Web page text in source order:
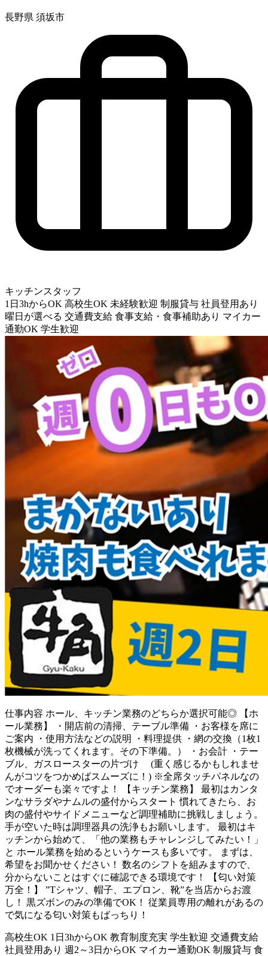
長野県 須坂市
キッチンスタッフ
1日3hからOK 高校生OK 未経験歓迎 制服貸与 社員登用あり
曜日が選べる 交通費支給 食事支給・食事補助あり マイカー
通勤OK 学生歓迎
仕事内容 ホール、キッチン業務のどちらか選択可能◎ 【ホ
ール業務】 ・開店前の清掃、テーブル準備 ・お客様を席に
ご案内 ・使用方法などの説明 ・料理提供 ・網の交換（1枚1
枚機械が洗ってくれます。その下準備。） ・お会計 ・テー
ブル、ガスロースターの片づけ (重く感じるかもしれませ
んがコツをつかめばスムーズに！) ※全席タッチパネルなの
でオーダーも楽々ですよ！ 【キッチン業務】 最初はカンタ
ンなサラダやナムルの盛付からスタート 慣れてきたら、お
肉の盛付やサイドメニューなど調理補助に挑戦しましょう。
手が空いた時は調理器具の洗浄もお願いします。 最初はキ
ッチンから始めて、「他の業務もチャレンジしてみたい！」
と ホール業務を始めるというケースも多いです。 まずは、
希望をお聞かせください！ 数名のシフトを組みますので、
分からないことはすぐに確認できる環境です！ 【匂い対策
万全！】 ”Tシャツ、帽子、エプロン、靴”を当店からお渡
し！ 黒ズボンのみの準備でOK！ 従業員専用の離れがあるの
で気になる匂い対策もばっちり！
高校生OK 1日3hからOK 教育制度充実 学生歓迎 交通費支給
社員登用あり 週2～3日からOK マイカー通勤OK 制服貸与 食